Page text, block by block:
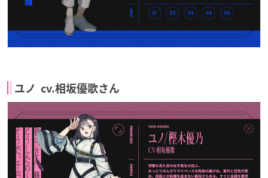
ユノ cv.相坂優歌さん